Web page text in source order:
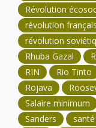
Révolution
révolution
révolution
Rhuba Gazal
RIN
Rio Tinto
Rojava
Salaire minimum
Sanders
santé